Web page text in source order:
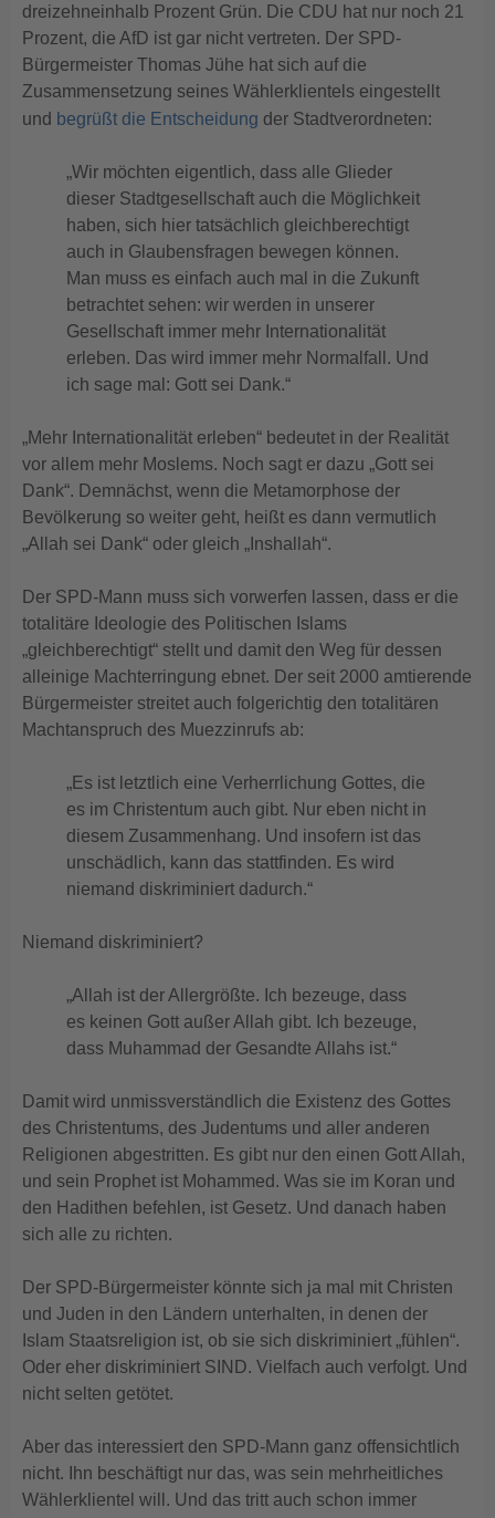
dreizehneinhalb Prozent Grün. Die CDU hat nur noch 21
Prozent, die AfD ist gar nicht vertreten. Der SPD-
Bürgermeister Thomas Jühe hat sich auf die
Zusammensetzung seines Wählerklientels eingestellt
und begrüßt die Entscheidung der Stadtverordneten:
„Wir möchten eigentlich, dass alle Glieder
dieser Stadtgesellschaft auch die Möglichkeit
haben, sich hier tatsächlich gleichberechtigt
auch in Glaubensfragen bewegen können.
Man muss es einfach auch mal in die Zukunft
betrachtet sehen: wir werden in unserer
Gesellschaft immer mehr Internationalität
erleben. Das wird immer mehr Normalfall. Und
ich sage mal: Gott sei Dank.“
„Mehr Internationalität erleben“ bedeutet in der Realität
vor allem mehr Moslems. Noch sagt er dazu „Gott sei
Dank“. Demnächst, wenn die Metamorphose der
Bevölkerung so weiter geht, heißt es dann vermutlich
„Allah sei Dank“ oder gleich „Inshallah“.
Der SPD-Mann muss sich vorwerfen lassen, dass er die
totalitäre Ideologie des Politischen Islams
„gleichberechtigt“ stellt und damit den Weg für dessen
alleinige Machterringung ebnet. Der seit 2000 amtierende
Bürgermeister streitet auch folgerichtig den totalitären
Machtanspruch des Muezzinrufs ab:
„Es ist letztlich eine Verherrlichung Gottes, die
es im Christentum auch gibt. Nur eben nicht in
diesem Zusammenhang. Und insofern ist das
unschädlich, kann das stattfinden. Es wird
niemand diskriminiert dadurch.“
Niemand diskriminiert?
„Allah ist der Allergrößte. Ich bezeuge, dass
es keinen Gott außer Allah gibt. Ich bezeuge,
dass Muhammad der Gesandte Allahs ist.“
Damit wird unmissverständlich die Existenz des Gottes
des Christentums, des Judentums und aller anderen
Religionen abgestritten. Es gibt nur den einen Gott Allah,
und sein Prophet ist Mohammed. Was sie im Koran und
den Hadithen befehlen, ist Gesetz. Und danach haben
sich alle zu richten.
Der SPD-Bürgermeister könnte sich ja mal mit Christen
und Juden in den Ländern unterhalten, in denen der
Islam Staatsreligion ist, ob sie sich diskriminiert „fühlen“.
Oder eher diskriminiert SIND. Vielfach auch verfolgt. Und
nicht selten getötet.
Aber das interessiert den SPD-Mann ganz offensichtlich
nicht. Ihn beschäftigt nur das, was sein mehrheitliches
Wählerklientel will. Und das tritt auch schon immer